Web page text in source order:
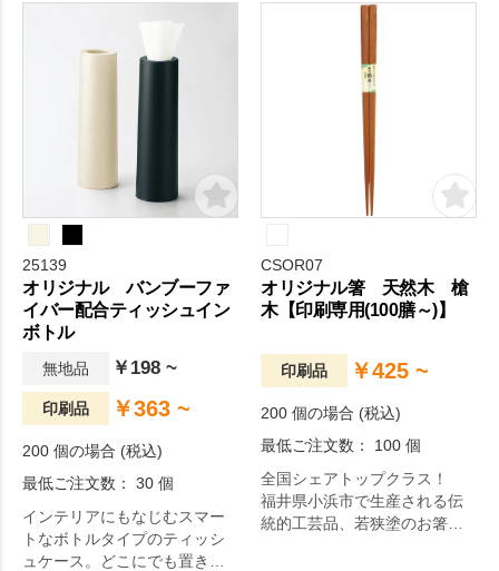
25139
オリジナル バンブーファ
イバー配合ティッシュイン
ボトル
無地品 ￥198 ~
印刷品 ￥363 ~
200 個の場合 (税込)
最低ご注文数： 30 個
インテリアにもなじむスマー
トなボトルタイプのティッシ
ュケース。どこにでも置きや
CSOR07
オリジナル箸 天然木 槍
木【印刷専用(100膳～)】
印刷品 ￥425 ~
200 個の場合 (税込)
最低ご注文数： 100 個
全国シェアトップクラス！
福井県小浜市で生産される伝
統的工芸品、若狭塗のお箸に